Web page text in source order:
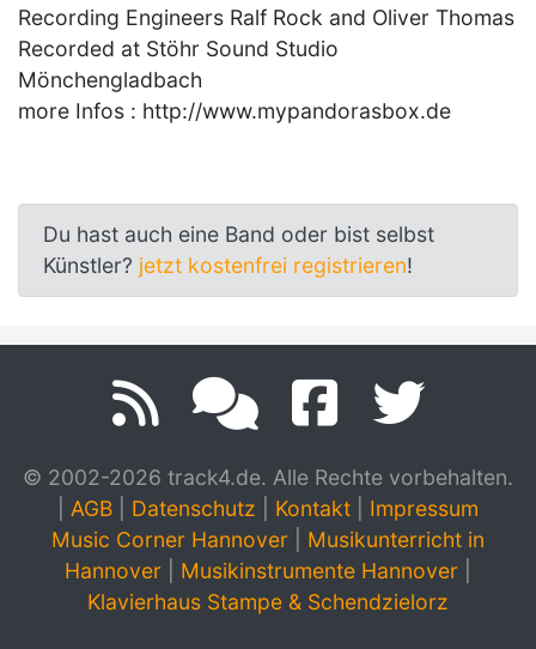
Recording Engineers Ralf Rock and Oliver Thomas
Recorded at Stöhr Sound Studio
Mönchengladbach
more Infos : http://www.mypandorasbox.de
Du hast auch eine Band oder bist selbst
Künstler? jetzt kostenfrei registrieren!
© 2002-2026 track4.de. Alle Rechte vorbehalten.
AGB Datenschutz Kontakt
Impressum
Music Corner Hannover
Musikunterricht in
Hannover
Musikinstrumente Hannover
Klavierhaus Stampe & Schendzielorz